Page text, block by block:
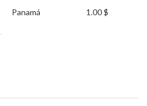
Panamá 1.00 $